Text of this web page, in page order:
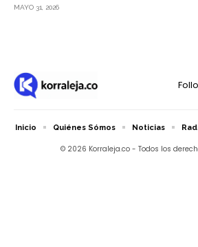
MAYO 31, 2026
© 2026 Korraleja.co - Todos los
Inicio Quiénes Sómos Noticias